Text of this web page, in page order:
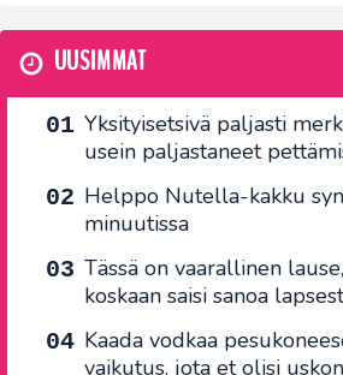
UUSIMMAT
Yksityisetsivä paljasti
usein paljastaneet
Helppo Nutella-kakku
minuutissa
Tässä on vaarallinen
koskaan saisi sanoa
Kaada vodkaa
vaikutus, jota et olisi